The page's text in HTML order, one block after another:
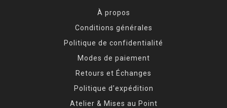
À propos
Conditions générales
Politique de confidentialité
Modes de paiement
Retours et Échanges
Politique d’expédition
Atelier & Mises au Point